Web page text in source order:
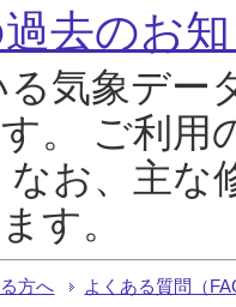
去のお
気象デー
。 ご利用
お、主な
す。
方へ よくある質問（